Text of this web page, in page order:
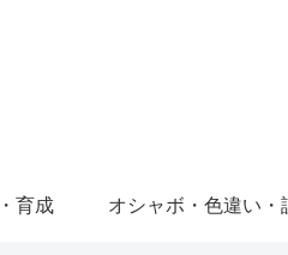
育成 オシャボ・色違い・